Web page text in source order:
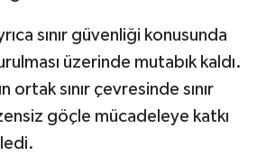
sınır güvenliği konusunda
üzerinde mutabık kaldı.
ortak sınır çevresinde sınır
göçle mücadeleye katkı